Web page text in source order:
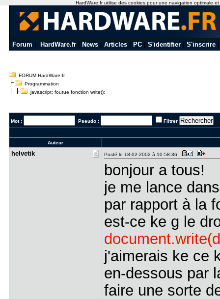
Forum HardWare.fr News Articles PC S'identifier S'inscrire
FORUM HardWare.fr
Programmation
javascript: foutue fonction write();
Mot : Pseudo : Filtrer
Auteur
helvetik Posté le 18-02-2002 à 10:58:36
bonjour a tous!
je me lance
par rapport à la
est-ce ke g le
j'aimerais ke ce
en-dessous par
faire une sorte
HardWare.fr utilise des cookies pour une navigation optimale